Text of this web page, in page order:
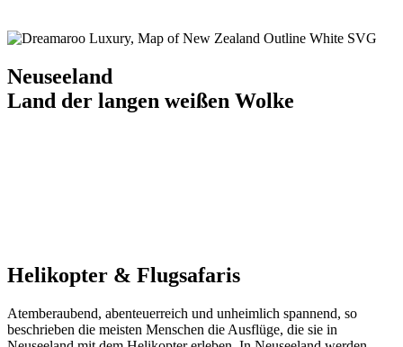
Neuseeland
Land der langen weißen Wolke
Helikopter & Flugsafaris
Atemberaubend, abenteuerreich und unheimlich spannend, so
beschrieben die meisten Menschen die Ausflüge, die sie in